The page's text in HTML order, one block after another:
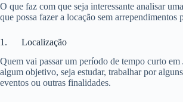
O que faz com que seja interessante analisar
que possa fazer a locação sem arrependimentos
1. Localização
Quem vai passar um período de tempo curto em
algum objetivo, seja estudar, trabalhar por
eventos ou outras finalidades.